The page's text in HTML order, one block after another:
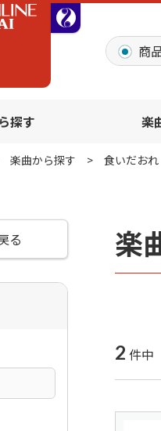
商
探す 楽
楽曲から探す 食いだおれ
楽
2 件中
る